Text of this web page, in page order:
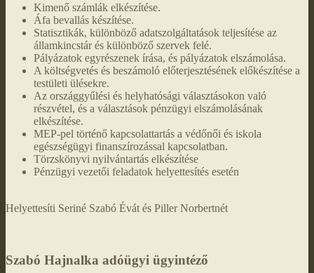
Kimenő számlák elkészítése.
Áfa bevallás készítése.
Statisztikák, különböző adatszolgáltatások teljesítése az
államkincstár és különböző szervek felé.
Pályázatok egyrészenek írása, és pályázatok elszámolása.
A költségvetés és beszámoló előterjesztésének előkészítése a
testületi ülésekre.
Az országgyűlési és helyhatósági választásokon való
részvétel, és a választások pénzügyi elszámolásának
elkészítése.
MEP-pel történő kapcsolattartás a védőnői és iskola
egészségügyi finanszírozással kapcsolatban.
Törzskönyvi nyilvántartás elkészítése
Pénzügyi vezetői feladatok helyettesítés esetén
Helyettesíti Seriné Szabó Évát és Piller Norbertnét
Szabó Hajnalka adóügyi ügyintéző